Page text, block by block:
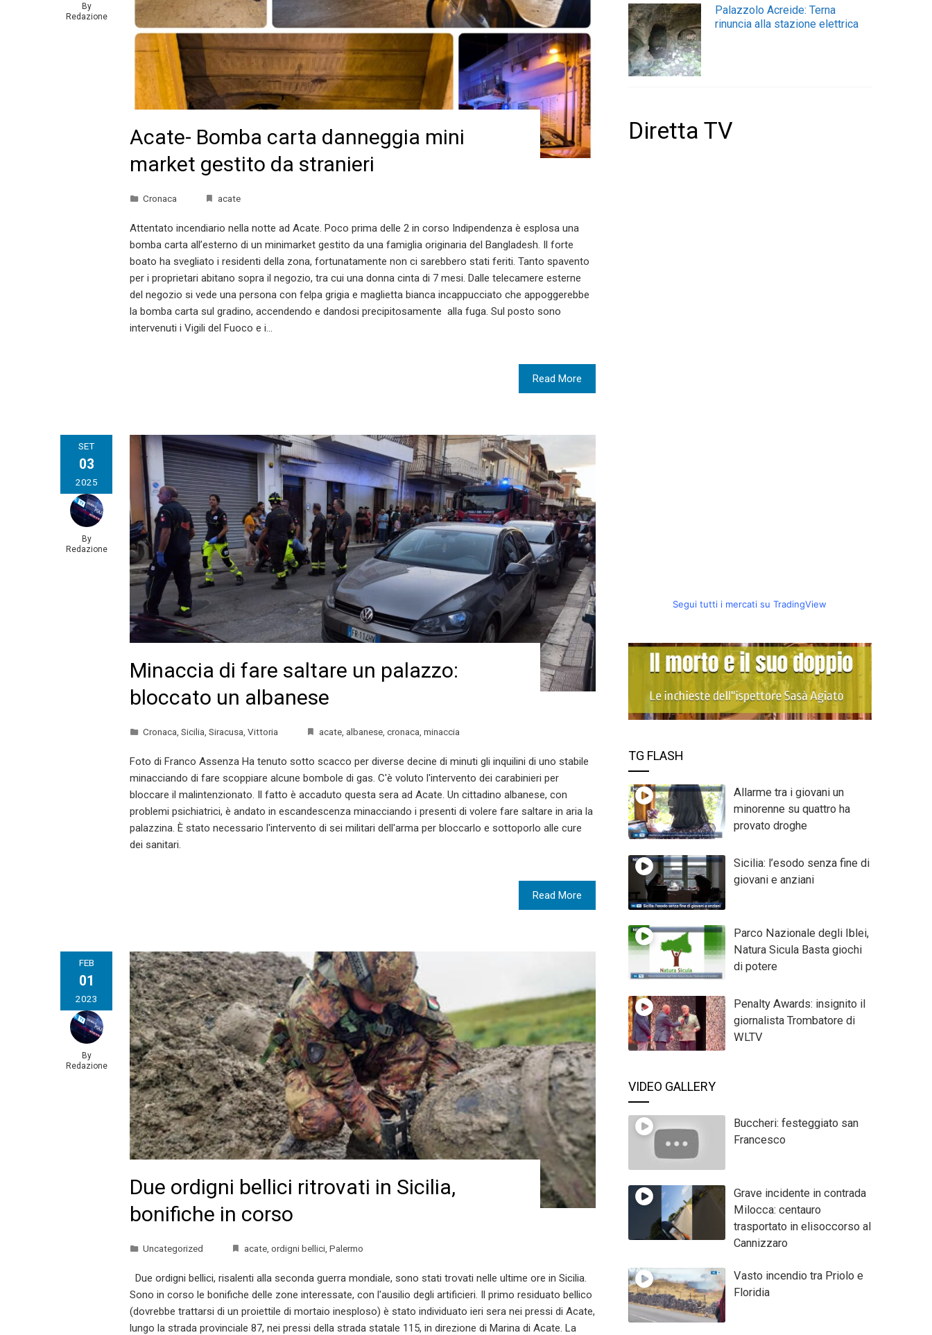
By
Redazione
Acate- Bomba carta danneggia mini
market gestito da stranieri
Cronaca acate
Attentato incendiario nella notte ad Acate. Poco prima delle 2 in corso Indipendenza è esplosa una
bomba carta all’esterno di un minimarket gestito da una famiglia originaria del Bangladesh. Il forte
boato ha svegliato i residenti della zona, fortunatamente non ci sarebbero stati feriti. Tanto spavento
per i proprietari abitano sopra il negozio, tra cui una donna cinta di 7 mesi. Dalle telecamere esterne
del negozio si vede una persona con felpa grigia e maglietta bianca incappucciato che appoggerebbe
la bomba carta sul gradino, accendendo e dandosi precipitosamente alla fuga. Sul posto sono
intervenuti i Vigili del Fuoco e i…
Read More
SET
03
2025
By
Redazione
Minaccia di fare saltare un palazzo:
bloccato un albanese
Cronaca Sicilia Siracusa Vittoria acate albanese cronaca minaccia
Foto di Franco Assenza Ha tenuto sotto scacco per diverse decine di minuti gli inquilini di uno stabile
minacciando di fare scoppiare alcune bombole di gas. C'è voluto l'intervento dei carabinieri per
bloccare il malintenzionato. Il fatto è accaduto questa sera ad Acate. Un cittadino albanese, con
problemi psichiatrici, è andato in escandescenza minacciando i presenti di volere fare saltare in aria la
palazzina. È stato necessario l'intervento di sei militari dell'arma per bloccarlo e sottoporlo alle cure
dei sanitari.
Read More
FEB
01
2023
By
Redazione
Due ordigni bellici ritrovati in Sicilia,
bonifiche in corso
Uncategorized acate ordigni bellici Palermo
Due ordigni bellici, risalenti alla seconda guerra mondiale, sono stati trovati nelle ultime ore in Sicilia.
Sono in corso le bonifiche delle zone interessate, con l'ausilio degli artificieri. Il primo residuato bellico
(dovrebbe trattarsi di un proiettile di mortaio inesploso) è stato individuato ieri sera nei pressi di Acate,
lungo la strada provinciale 87, nei pressi della strada statale 115, in direzione di Marina di Acate. La
Palazzolo Acreide: Terna
rinuncia alla stazione elettrica
Diretta TV
Segui tutti i mercati su TradingView
TG FLASH
Allarme tra i giovani un
minorenne su quattro ha
provato droghe
Sicilia: l’esodo senza fine di
giovani e anziani
Parco Nazionale degli Iblei,
Natura Sicula Basta giochi
di potere
Penalty Awards: insignito il
giornalista Trombatore di
WLTV
VIDEO GALLERY
Buccheri: festeggiato san
Francesco
Grave incidente in contrada
Milocca: centauro
trasportato in elisoccorso al
Cannizzaro
Vasto incendio tra Priolo e
Floridia